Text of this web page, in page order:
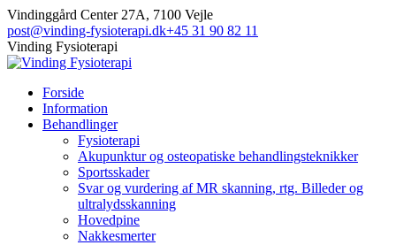
Skip
to
content
Facebook
Vindinggård Center 27A, 7100 Vejle
post@vinding-fysioterapi.dk+45 31 90 82 11
Vinding Fysioterapi
Forside
Information
Behandlinger
Fysioterapi
Akupunktur og osteopatiske behandlingsteknikker
Sportsskader
Svar og vurdering af MR skanning, rtg. Billeder og
ultralydsskanning
Hovedpine
Nakkesmerter